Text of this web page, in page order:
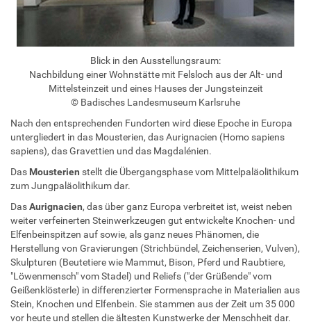
Blick in den Ausstellungsraum:
Nachbildung einer Wohnstätte mit Felsloch aus der Alt- und
Mittelsteinzeit und eines Hauses der Jungsteinzeit
© Badisches Landesmuseum Karlsruhe
Nach den entsprechenden Fundorten wird diese Epoche in Europa
untergliedert in das Mousterien, das Aurignacien (Homo sapiens
sapiens), das Gravettien und das Magdalénien.
Das Mousterien stellt die Übergangsphase vom Mittelpaläolithikum
zum Jungpaläolithikum dar.
DasAurignacien, das über ganz Europa verbreitet ist, weist neben
weiter verfeinerten Steinwerkzeugen gut entwickelte Knochen- und
Elfenbeinspitzen auf sowie, als ganz neues Phänomen, die
Herstellung von Gravierungen (Strichbündel, Zeichenserien, Vulven),
Skulpturen (Beutetiere wie Mammut, Bison, Pferd und Raubtiere,
"Löwenmensch" vom Stadel) und Reliefs ("der Grüßende" vom
Geißenklösterle) in differenzierter Formensprache in Materialien aus
Stein, Knochen und Elfenbein. Sie stammen aus der Zeit um 35 000
vor heute und stellen die ältesten Kunstwerke der Menschheit dar.